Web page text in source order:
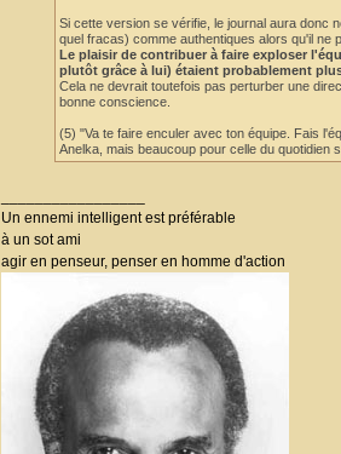
Si cette version se vérifie, le journal aura donc
quel fracas) comme authentiques alors qu'il ne
Le plaisir de contribuer à faire exploser
plutôt grâce à lui) étaient probablement
Cela ne devrait toutefois pas perturber une
bonne conscience.
(5) "Va te faire enculer avec ton équipe. Fais
Anelka, mais beaucoup pour celle du quotidien
Un ennemi intelligent est préférable
à un sot ami
agir en penseur, penser en homme d'action